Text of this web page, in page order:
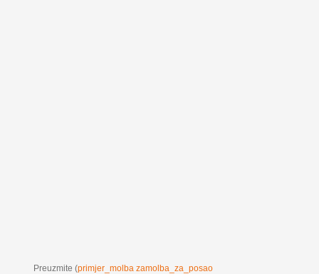
Preuzmite (primjer_molba zamolba_za_posao